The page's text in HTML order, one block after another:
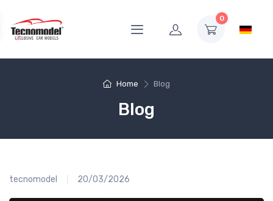
0
Home Blog
Blog
tecnomodel 20/03/2026